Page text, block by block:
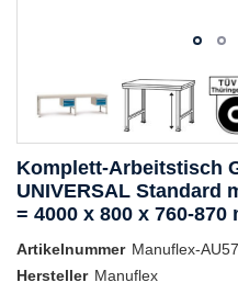
Komplett-Arbeitstisch
UNIVERSAL Standard
= 4000 x 800 x 760-870
Artikelnummer Manuflex-
Hersteller Manuflex